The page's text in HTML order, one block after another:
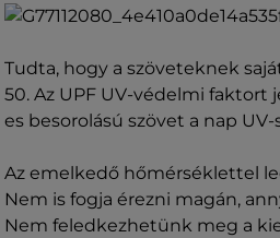
Tudta, hogy a szöveteknek
50. Az UPF UV-védelmi faktort
es besorolású szövet a nap
Az emelkedő hőmérséklettel
Nem is fogja érezni magán,
Nem feledkezhetünk meg a